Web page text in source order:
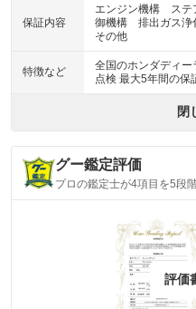
保証内容
エンジン機構 ス
御機構 排出ガス浄
その他
特徴など
全国のホンダディー
点検 最大5年間の保
閉
グー鑑定評価
プロの鑑定士が4項目を5段
評価